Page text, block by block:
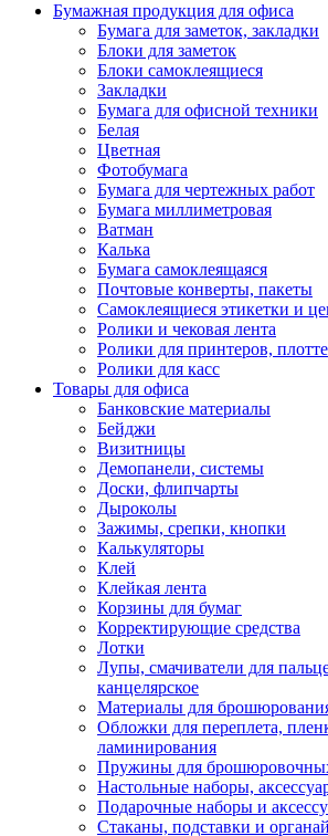
Бумажная продукция для офиса
Бумага для заметок, закладки
Блоки для заметок
Блоки самоклеящиеся
Закладки
Бумага для офисной техники
Белая
Цветная
Фотобумага
Бумага для чертежных работ
Бумага миллиметровая
Ватман
Калька
Бумага самоклеящаяся
Почтовые конверты, пакеты
Самоклеящиеся этикетки и
Ролики и чековая лента
Ролики для принтеров,
Ролики для касс
Товары для офиса
Банковские материалы
Бейджи
Визитницы
Демопанели, системы
Доски, флипчарты
Дыроколы
Зажимы, срепки, кнопки
Калькуляторы
Клей
Клейкая лента
Корзины для бумаг
Корректирующие средства
Лотки
Лупы, смачиватели для
канцелярское
Материалы для
Обложки для переплета,
ламинирования
Пружины для
Настольные наборы,
Подарочные наборы и
Стаканы, подставки и